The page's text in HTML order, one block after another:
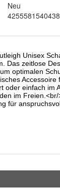
Neu
4255581540438